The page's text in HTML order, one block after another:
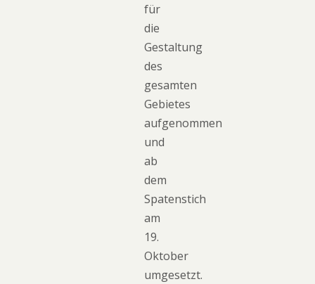
für
die
Gestaltung
des
gesamten
Gebietes
aufgenommen
und
ab
dem
Spatenstich
am
19.
Oktober
umgesetzt.